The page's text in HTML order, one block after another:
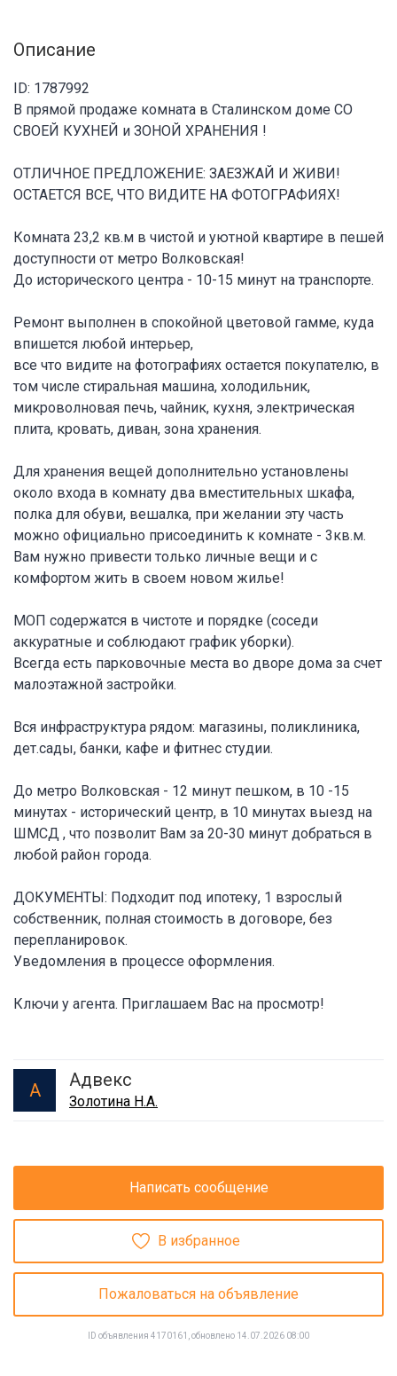
Описание
ID: 1787992
В прямой продаже комната в Сталинском доме СО
СВОЕЙ КУХНЕЙ и ЗОНОЙ ХРАНЕНИЯ !
ОТЛИЧНОЕ ПРЕДЛОЖЕНИЕ: ЗАЕЗЖАЙ И ЖИВИ!
ОСТАЕТСЯ ВСЕ, ЧТО ВИДИТЕ НА ФОТОГРАФИЯХ!
Комната 23,2 кв.м в чистой и уютной квартире в пешей
доступности от метро Волковская!
До исторического центра - 10-15 минут на транспорте.
Ремонт выполнен в спокойной цветовой гамме, куда
впишется любой интерьер,
все что видите на фотографиях остается покупателю, в
том числе стиральная машина, холодильник,
микроволновая печь, чайник, кухня, электрическая
плита, кровать, диван, зона хранения.
Для хранения вещей дополнительно установлены
около входа в комнату два вместительных шкафа,
полка для обуви, вешалка, при желании эту часть
можно официально присоединить к комнате - 3кв.м.
Вам нужно привести только личные вещи и с
комфортом жить в своем новом жилье!
МОП содержатся в чистоте и порядке (соседи
аккуратные и соблюдают график уборки).
Всегда есть парковочные места во дворе дома за счет
малоэтажной застройки.
Вся инфраструктура рядом: магазины, поликлиника,
дет.сады, банки, кафе и фитнес студии.
До метро Волковская - 12 минут пешком, в 10 -15
минутах - исторический центр, в 10 минутах выезд на
ШМСД , что позволит Вам за 20-30 минут добраться в
любой район города.
ДОКУМЕНТЫ: Подходит под ипотеку, 1 взрослый
собственник, полная стоимость в договоре, без
перепланировок.
Уведомления в процессе оформления.
Ключи у агента. Приглашаем Вас на просмотр!
А Адвекс
Золотина Н.А.
Написать сообщение
В избранное
Пожаловаться на объявление
ID объявления 4170161, обновлено 14.07.2026 08:00